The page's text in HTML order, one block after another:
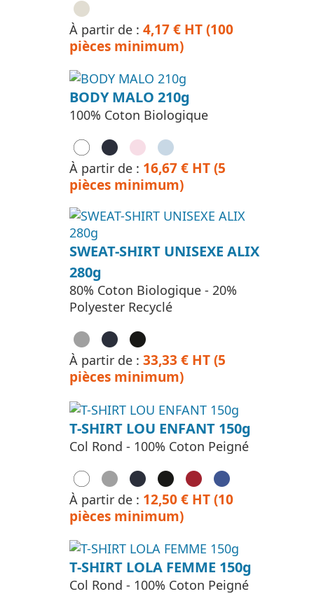
À partir de : 4,17 € HT (100
pièces minimum)
BODY MALO 210g
100% Coton Biologique
À partir de : 16,67 € HT (5
pièces minimum)
SWEAT-SHIRT UNISEXE ALIX
280g
80% Coton Biologique - 20%
Polyester Recyclé
À partir de : 33,33 € HT (5
pièces minimum)
T-SHIRT LOU ENFANT 150g
Col Rond - 100% Coton Peigné
À partir de : 12,50 € HT (10
pièces minimum)
T-SHIRT LOLA FEMME 150g
Col Rond - 100% Coton Peigné